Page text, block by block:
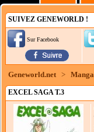
SUIVEZ GENEWORLD !
Sur Facebook
Geneworld.net >
EXCEL SAGA T.3